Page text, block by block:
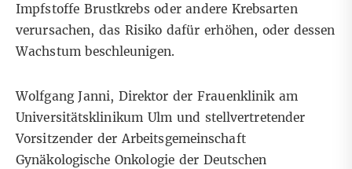
Impfstoffe Brustkrebs oder andere Krebsarten
verursachen, das Risiko dafür erhöhen, oder dessen
Wachstum beschleunigen.
Wolfgang Janni, Direktor der Frauenklinik am
Universitätsklinikum Ulm und stellvertretender
Vorsitzender der Arbeitsgemeinschaft
Gynäkologische Onkologie der Deutschen